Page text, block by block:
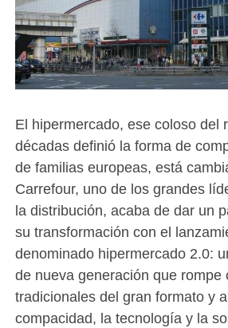
El hipermercado, ese coloso del
décadas definió la forma de
de familias europeas, está
Carrefour, uno de los grandes
la distribución, acaba de dar un
su transformación con el
denominado hipermercado 2.0:
de nueva generación que rompe
tradicionales del gran formato y
compacidad, la tecnología y la